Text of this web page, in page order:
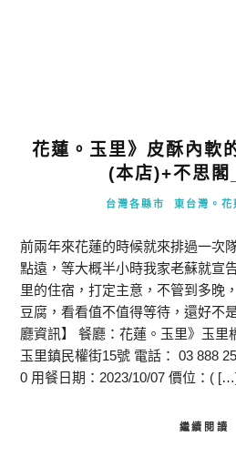
花蓮。玉里》皮酥內軟
(本店)+不思閣
台灣各縣市 東台灣。花
前兩年來花蓮的時候就來排過一次
點遠，等大概半小時我家老蘇就宣
里的住宿，打定主意，不管到多晚
豆腐，看看值不值得等待，還好不
廳資訊】 餐廳：花蓮。玉里》玉里
玉里鎮民權街15號 電話： 03 888
0 用餐日期：2023/10/07 價位：(
繼續閱讀